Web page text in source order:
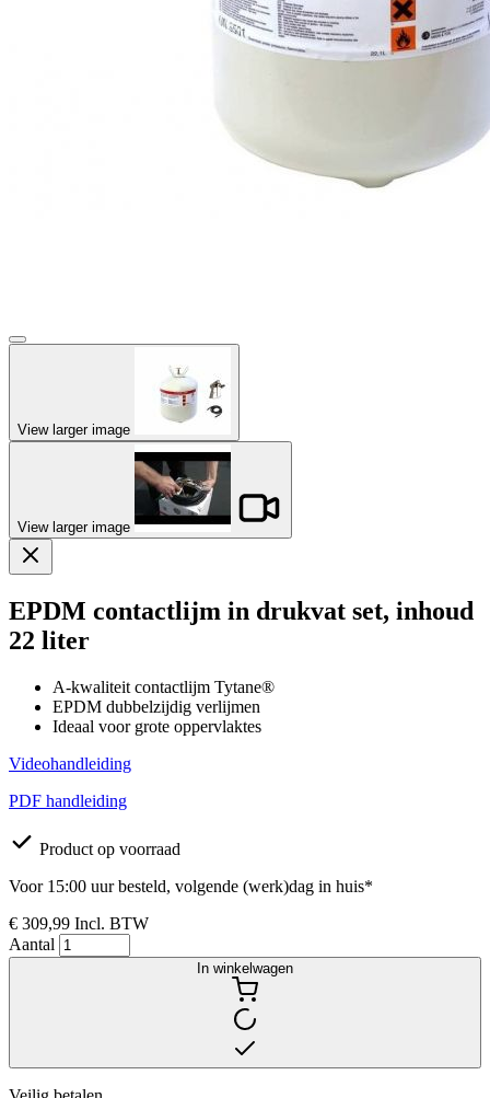
View larger image
View larger image
EPDM contactlijm in drukvat set, inhoud
22 liter
A-kwaliteit contactlijm Tytane®
EPDM dubbelzijdig verlijmen
Ideaal voor grote oppervlaktes
Videohandleiding
PDF handleiding
Product op voorraad
Voor 15:00 uur besteld, volgende (werk)dag in huis*
€ 309,99 Incl. BTW
Aantal
In winkelwagen